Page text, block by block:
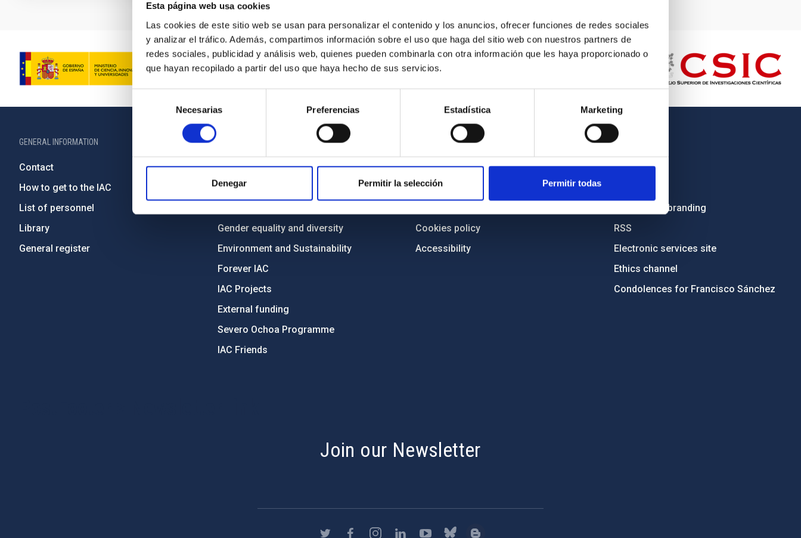
Esta página web usa cookies
Las cookies de este sitio web se usan para personalizar el contenido y los anuncios, ofrecer funciones de redes sociales
y analizar el tráfico. Además, compartimos información sobre el uso que haga del sitio web con nuestros partners de
redes sociales, publicidad y análisis web, quienes pueden combinarla con otra información que les haya proporcionado o
que hayan recopilado a partir del uso que haya hecho de sus servicios.
de
consentimiento
Necesarias Preferencias Estadística Marketing
Denegar Permitir la selección Permitir todas
GENERAL INFORMATION
Contact
How to get to the IAC
List of personnel
Library
General register
Legislation
Transparency
Gender equality and diversity
Environment and Sustainability
Forever IAC
IAC Projects
External funding
Severo Ochoa Programme
IAC Friends
IAC PORTAL
Sitemap
Privacy policy
Cookies policy
Accessibility
OTHER LINKS
Employment
Institutional branding
RSS
Electronic services site
Ethics channel
Condolences for Francisco Sánchez
Join our Newsletter